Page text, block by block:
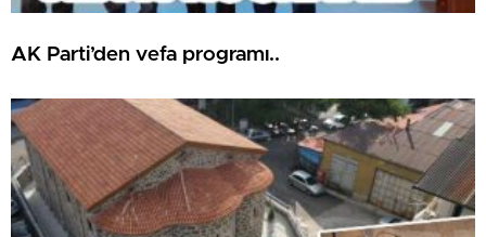
AK Parti’den vefa programı..